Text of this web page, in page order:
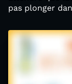
pas plonger